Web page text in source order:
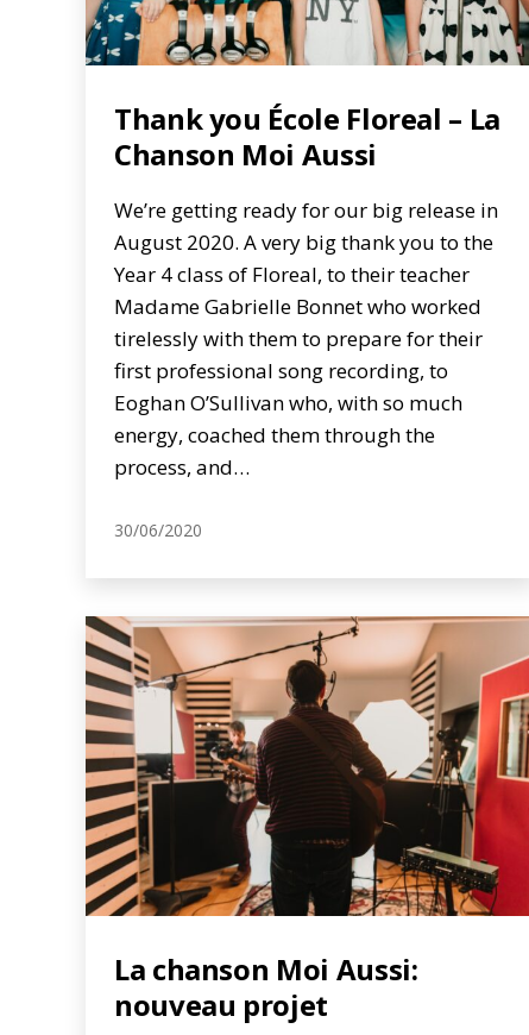
Thank you École Floreal – La
Chanson Moi Aussi
We’re getting ready for our big release in
August 2020. A very big thank you to the
Year 4 class of Floreal, to their teacher
Madame Gabrielle Bonnet who worked
tirelessly with them to prepare for their
first professional song recording, to
Eoghan O’Sullivan who, with so much
energy, coached them through the
process, and…
30/06/2020
La chanson Moi Aussi:
nouveau projet